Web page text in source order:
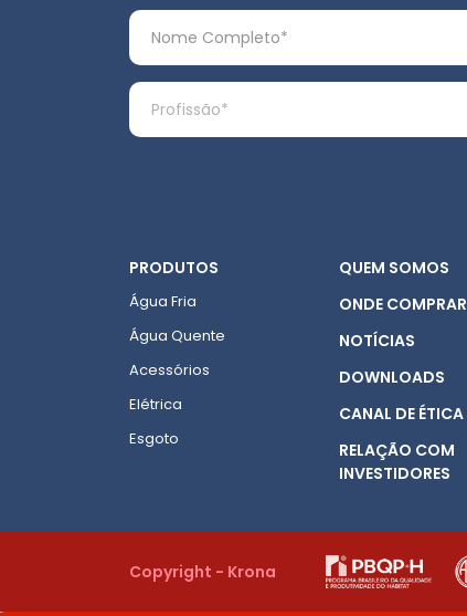
PRODUTOS
Água Fria
Água Quente
Acessórios
Elétrica
Esgoto
QUEM SOMOS
ONDE COMPRAR
NOTÍCIAS
DOWNLOADS
CANAL DE ÉTICA
RELAÇÃO COM
INVESTIDORES
Copyright - Krona